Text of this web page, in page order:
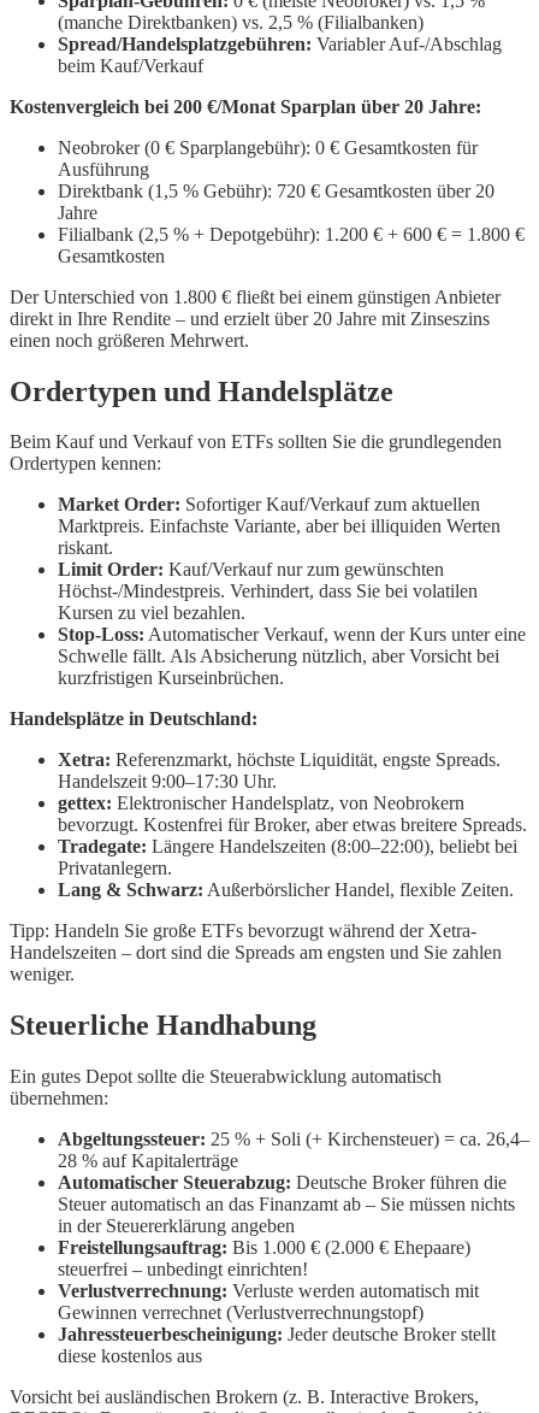
(manche Direktbanken) vs. 2,5 % (Filialbanken)
Spread/Handelsplatzgebühren: Variabler Auf-/Abschlag
beim Kauf/Verkauf
Kostenvergleich bei 200 €/Monat Sparplan über 20 Jahre:
Neobroker (0 € Sparplangebühr): 0 € Gesamtkosten für
Ausführung
Direktbank (1,5 % Gebühr): 720 € Gesamtkosten über 20
Jahre
Filialbank (2,5 % + Depotgebühr): 1.200 € + 600 € = 1.800 €
Gesamtkosten
Der Unterschied von 1.800 € fließt bei einem günstigen Anbieter
direkt in Ihre Rendite – und erzielt über 20 Jahre mit Zinseszins
einen noch größeren Mehrwert.
Ordertypen und Handelsplätze
Beim Kauf und Verkauf von ETFs sollten Sie die grundlegenden
Ordertypen kennen:
Market Order: Sofortiger Kauf/Verkauf zum aktuellen
Marktpreis. Einfachste Variante, aber bei illiquiden Werten
riskant.
Limit Order: Kauf/Verkauf nur zum gewünschten
Höchst-/Mindestpreis. Verhindert, dass Sie bei volatilen
Kursen zu viel bezahlen.
Stop-Loss: Automatischer Verkauf, wenn der Kurs unter eine
Schwelle fällt. Als Absicherung nützlich, aber Vorsicht bei
kurzfristigen Kurseinbrüchen.
Handelsplätze in Deutschland:
Xetra: Referenzmarkt, höchste Liquidität, engste Spreads.
Handelszeit 9:00–17:30 Uhr.
gettex: Elektronischer Handelsplatz, von Neobrokern
bevorzugt. Kostenfrei für Broker, aber etwas breitere Spreads.
Tradegate: Längere Handelszeiten (8:00–22:00), beliebt bei
Privatanlegern.
Lang & Schwarz: Außerbörslicher Handel, flexible Zeiten.
Tipp: Handeln Sie große ETFs bevorzugt während der Xetra-
Handelszeiten – dort sind die Spreads am engsten und Sie zahlen
weniger.
Steuerliche Handhabung
Ein gutes Depot sollte die Steuerabwicklung automatisch
übernehmen:
Abgeltungssteuer: 25 % + Soli (+ Kirchensteuer) = ca. 26,4–
28 % auf Kapitalerträge
Automatischer Steuerabzug: Deutsche Broker führen die
Steuer automatisch an das Finanzamt ab – Sie müssen nichts
in der Steuererklärung angeben
Freistellungsauftrag: Bis 1.000 € (2.000 € Ehepaare)
steuerfrei – unbedingt einrichten!
Verlustverrechnung: Verluste werden automatisch mit
Gewinnen verrechnet (Verlustverrechnungstopf)
Jahressteuerbescheinigung: Jeder deutsche Broker stellt
diese kostenlos aus
Vorsicht bei ausländischen Brokern (z. B. Interactive Brokers,